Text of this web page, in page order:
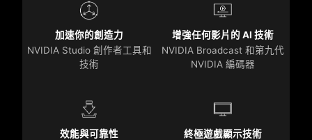
加速你的創造力
NVIDIA Studio 創作者工具和
技術
增強任何影片的 AI 技術
NVIDIA Broadcast 和第九代
NVIDIA 編碼器
效能與可靠性
終極遊戲顯示技術